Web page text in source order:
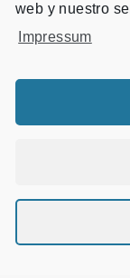
Sitio web
web y nuestro
Impressum